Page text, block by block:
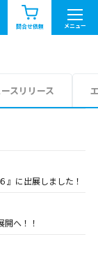
問合せ依頼 メニュー
らせ一覧
スリリース
』に出展しました！
へ！！